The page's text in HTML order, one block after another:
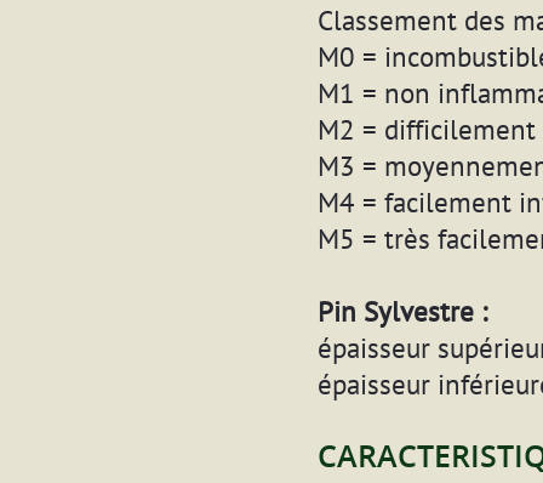
Classement des
M0 =
M1 = non
M2 =
M3 =
M4 = facilement
M5 = très
Pin Sylvestre :
épaisseur
épaisseur